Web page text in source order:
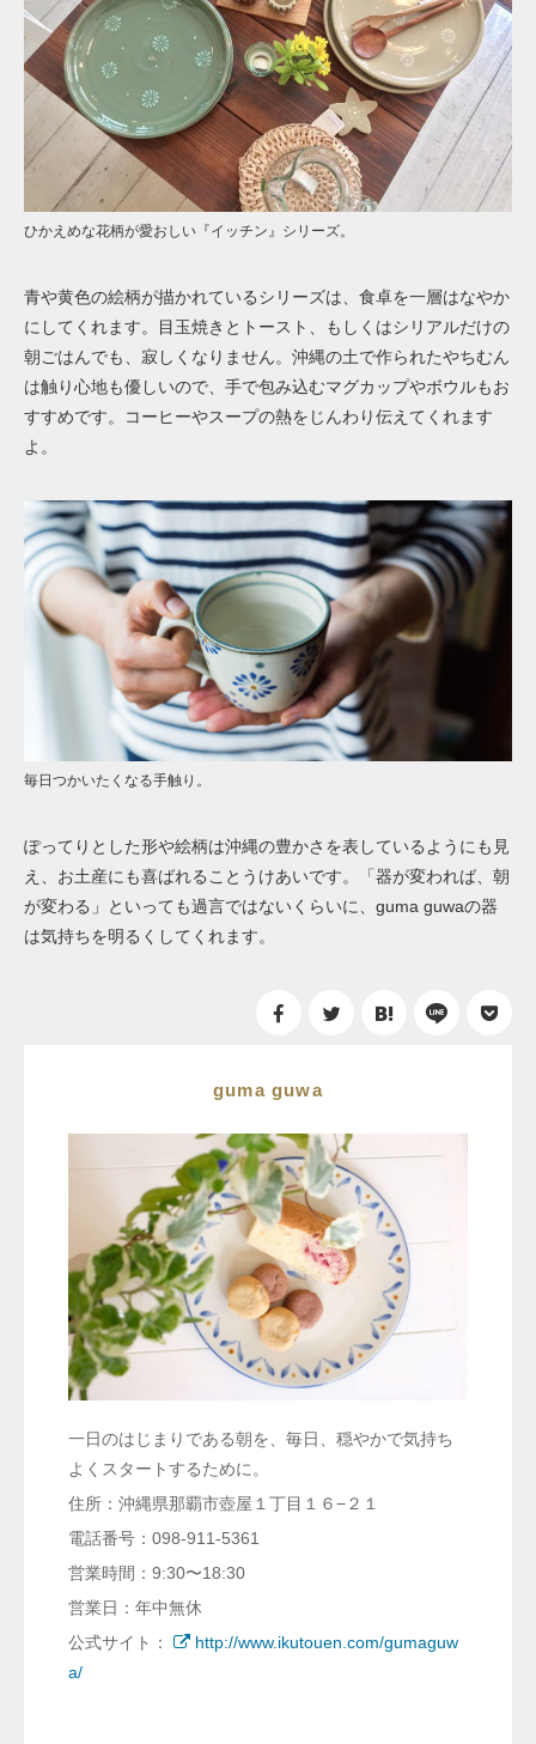
ひかえめな花柄が愛おしい『イッチン』シリーズ。
青や黄色の絵柄が描かれているシリーズは、食卓を一層はなやか
にしてくれます。目玉焼きとトースト、もしくはシリアルだけの
朝ごはんでも、寂しくなりません。沖縄の土で作られたやちむん
は触り心地も優しいので、手で包み込むマグカップやボウルもお
すすめです。コーヒーやスープの熱をじんわり伝えてくれます
よ。
毎日つかいたくなる手触り。
ぽってりとした形や絵柄は沖縄の豊かさを表しているようにも見
え、お土産にも喜ばれることうけあいです。「器が変われば、朝
が変わる」といっても過言ではないくらいに、guma guwaの器
は気持ちを明るくしてくれます。
guma guwa
一日のはじまりである朝を、毎日、穏やかで気持ち
よくスタートするために。
住所：沖縄県那覇市壺屋１丁目１６−２１
電話番号：098-911-5361
営業時間：9:30〜18:30
営業日：年中無休
公式サイト：
http://www.ikutouen.com/gumaguw
a/